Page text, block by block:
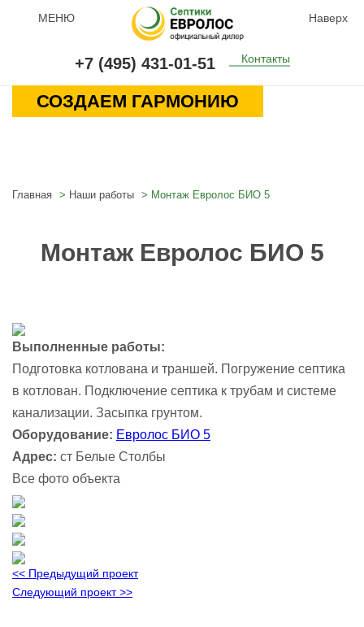
МЕНЮ Наверх
+7 (495) 431-01-51 Контакты
СОЗДАЕМ ГАРМОНИЮ
Главная Наши работы Монтаж Евролос БИО 5
Монтаж Евролос БИО 5
Выполненные работы:
Подготовка котлована и траншей. Погружение септика
в котлован. Подключение септика к трубам и системе
канализации. Засыпка грунтом.
Оборудование: Евролос БИО 5
Адрес: ст Белые Столбы
Все фото объекта
<< Предыдущий проект
Следующий проект >>